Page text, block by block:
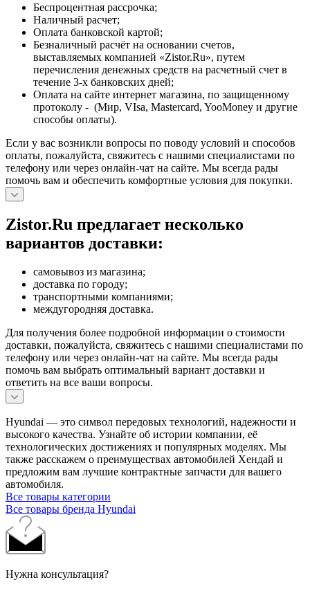
Беспроцентная рассрочка;
Наличный расчет;
Оплата банковской картой;
Безналичный расчёт на основании счетов,
выставляемых компанией «Zistor.Ru», путем
перечисления денежных средств на расчетный счет в
течение 3-х банковских дней;
Оплата на сайте интернет магазина, по защищенному
протоколу - (Мир, VIsa, Mastercard, YooMoney и другие
способы оплаты).
Если у вас возникли вопросы по поводу условий и способов
оплаты, пожалуйста, свяжитесь с нашими специалистами по
телефону или через онлайн-чат на сайте. Мы всегда рады
помочь вам и обеспечить комфортные условия для покупки.
Zistor.Ru предлагает несколько
вариантов доставки:
самовывоз из магазина;
доставка по городу;
транспортными компаниями;
междугородняя доставка.
Для получения более подробной информации о стоимости
доставки, пожалуйста, свяжитесь с нашими специалистами по
телефону или через онлайн-чат на сайте. Мы всегда рады
помочь вам выбрать оптимальный вариант доставки и
ответить на все ваши вопросы.
Hyundai — это символ передовых технологий, надежности и
высокого качества. Узнайте об истории компании, её
технологических достижениях и популярных моделях. Мы
также расскажем о преимуществах автомобилей Хендай и
предложим вам лучшие контрактные запчасти для вашего
автомобиля.
Все товары категории
Все товары бренда Hyundai
Нужна консультация?